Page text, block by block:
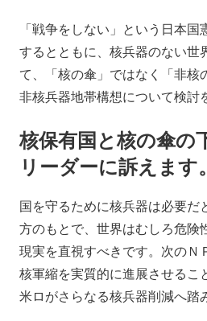
「戦争をしない」という日本
するとともに、核兵器のない世
て、「核の傘」ではなく「非核
非核兵器地帯構想について検討
核保有国と核の傘の
リーダーに訴えます。
国を守るために核兵器は必要だ
方のもとで、世界はむしろ危険
現実を直視すべきです。次のＮ
核軍縮を実質的に進展させるこ
米ロがさらなる核兵器削減へ踏